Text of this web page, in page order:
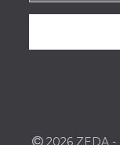
adresa
2026 ZEDA -